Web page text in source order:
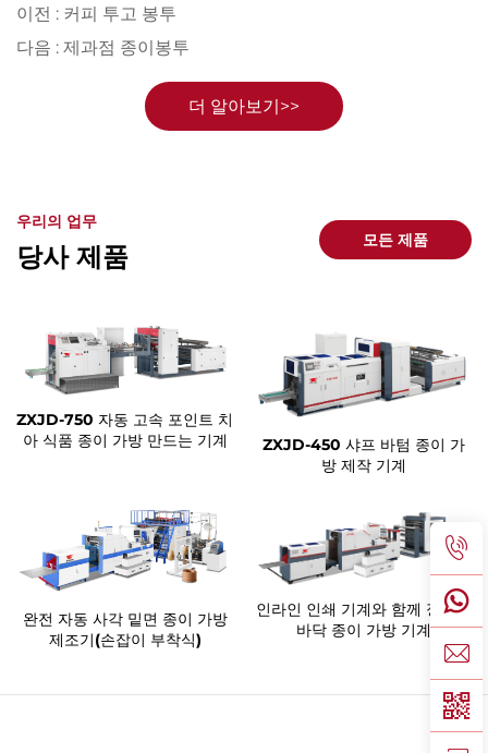
이전 : 커피 투고 봉투
다음 : 제과점 종이봉투
더 알아보기>>
우리의 업무
당사 제품
모든 제품
ZXJD-750 자동 고속 포인트 치
아 식품 종이 가방 만드는 기계
ZXJD-450 샤프 바텀 종이 가
방 제작 기계
완전 자동 사각 밑면 종이 가방
제조기(손잡이 부착식)
인라인 인쇄 기계와 함께 정사각
바닥 종이 가방 기계